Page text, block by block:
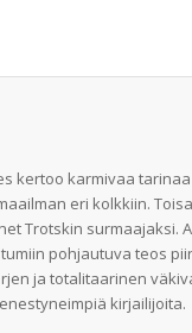
kertoo karmivaa tarinaa
eri kolkkiin.
Trotskin surmaajaksi.
pohjautuva teos
ja totalitaarinen
kirjailijoita.